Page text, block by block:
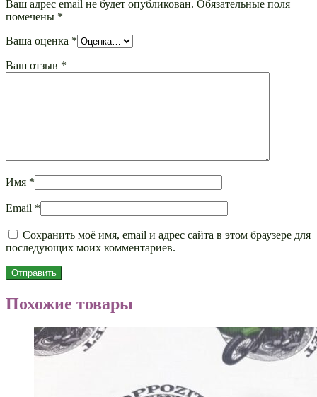
Ваш адрес email не будет опубликован. Обязательные поля
помечены *
Ваша оценка *
Ваш отзыв *
Имя *
Email *
Сохранить моё имя, email и адрес сайта в этом браузере для
последующих моих комментариев.
Похожие товары